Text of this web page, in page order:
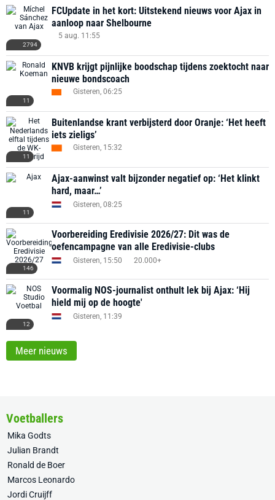
2794
FCUpdate in het kort: Uitstekend nieuws voor Ajax in
aanloop naar Shelbourne
5 aug. 11:55
11
KNVB krijgt pijnlijke boodschap tijdens zoektocht naar
nieuwe bondscoach
Gisteren, 06:25
11
Buitenlandse krant verbijsterd door Oranje: ‘Het heeft
iets zieligs’
Gisteren, 15:32
11
Ajax-aanwinst valt bijzonder negatief op: ‘Het klinkt
hard, maar…’
Gisteren, 08:25
146
Voorbereiding Eredivisie 2026/27: Dit was de
oefencampagne van alle Eredivisie-clubs
Gisteren, 15:50 20.000+
12
Voormalig NOS-journalist onthult lek bij Ajax: ‘Hij
hield mij op de hoogte'
Gisteren, 11:39
Meer nieuws
Voetballers
Mika Godts
Julian Brandt
Ronald de Boer
Marcos Leonardo
Jordi Cruijff